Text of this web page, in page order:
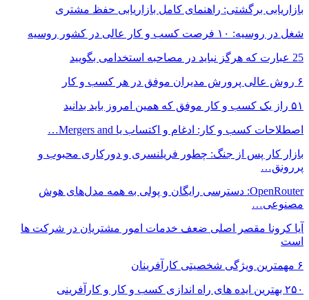
بازاریابی برگشتی: راهنمای کامل بازاریابی حفظ مشتری
شغل در روسیه: ۱۰ فرصت کسب و کار عالی در کشور روسیه
25 عبارت که هرگز نباید در مصاحبه استخدامی بگویید
۶ روش عالی پرورش مدیران موفق در هر کسب و کار
۵۱ راز یک کسب و کار موفق که همین امروز باید بدانید
اصطلاحات کسب و کار: ادغام و اکتساب یا Mergers and…
بازار کار پس از جنگ: چطور فریلنسری و دورکاری محبوب و
پررونق…
OpenRouter: دسترسی رایگان و پولی به همه مدل‌های هوش
مصنوعی…
آیا کرونا مقصر اصلی ضعف خدمات امور مشتریان در شرکت ها
است
۶ مهمترین ویژگی شخصیتی کارآفرینان
۲۵۰ بهترین ایده های راه اندازی کسب و کار و کارآفرینی